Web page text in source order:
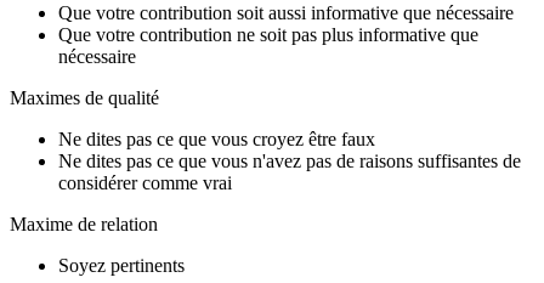
Que votre contribution soit aussi informative que nécessaire
Que votre contribution ne soit pas plus informative que
nécessaire
Maximes de qualité
Ne dites pas ce que vous croyez être faux
Ne dites pas ce que vous n'avez pas de raisons suffisantes de
considérer comme vrai
Maxime de relation
Soyez pertinents